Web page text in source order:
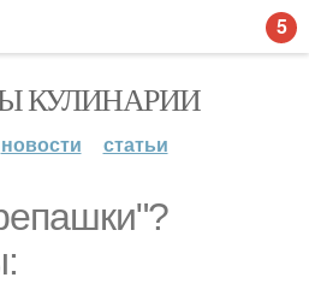
КУЛИНАРИИ
новости статьи
5